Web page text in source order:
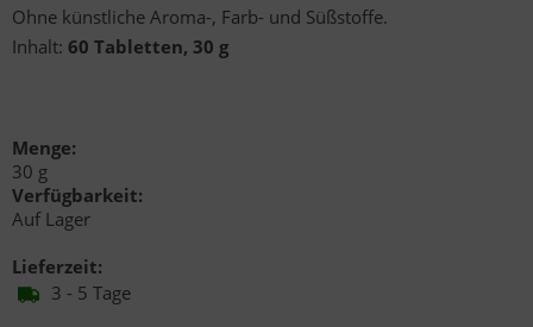
Ohne künstliche Aroma-, Farb- und Süßstoffe.
Inhalt: 60 Tabletten, 30 g
Menge:
30 g
Verfügbarkeit:
Auf Lager
Lieferzeit:
3 - 5 Tage